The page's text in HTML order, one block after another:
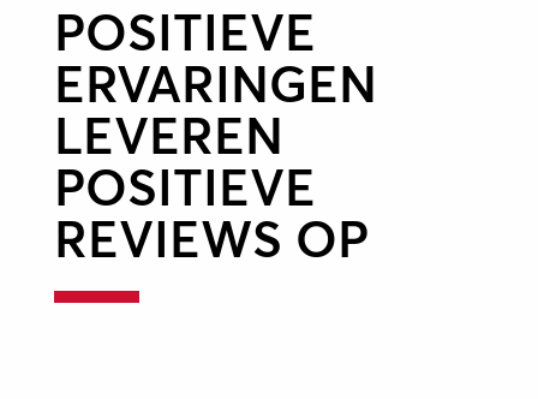
POSITIEVE
ERVARINGEN
LEVEREN
POSITIEVE
REVIEWS OP